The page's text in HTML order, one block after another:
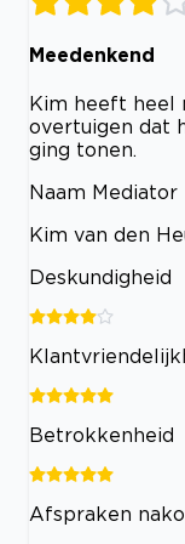
Meedenkend
Kim heeft heel
overtuigen dat
ging tonen.
Naam Mediator
Kim van den
Deskundigheid
Betrokkenheid
Afspraken